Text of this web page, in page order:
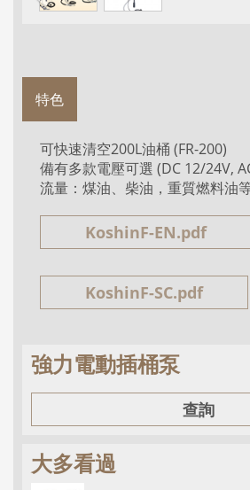
特色
可快速清空200L油桶 (FR-200)
備有多款電壓可選 (DC 12/24V,
流量：煤油、柴油，重質燃料油
KoshinF-EN.pdf
KoshinF-SC.pdf
強力電動插桶泵
查詢
大多看過